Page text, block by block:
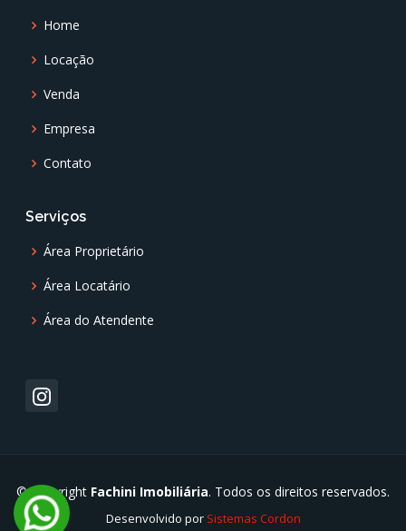
Home
Locação
Venda
Empresa
Contato
Serviços
Área Proprietário
Área Locatário
Área do Atendente
© Copyright Fachini Imobiliária. Todos os direitos reservados.
Desenvolvido por Sistemas Cordon